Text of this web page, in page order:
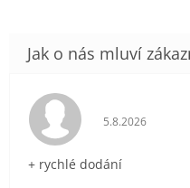
Hodnocení
5.8.2026
+ rychlé dodání